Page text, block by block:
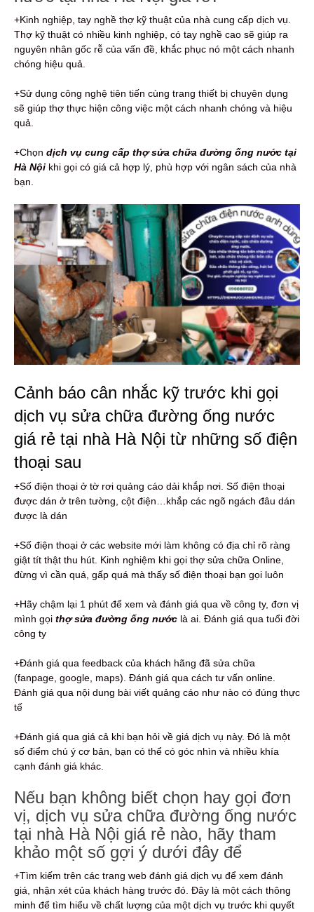
+Kinh nghiệp, tay nghề thợ kỹ thuật của nhà cung cấp dịch vụ.
Thợ kỹ thuật có nhiều kinh nghiệp, có tay nghề cao sẽ giúp ra
nguyên nhân gốc rễ của vấn đề, khắc phục nó một cách nhanh
chóng hiệu quả.
+Sử dụng công nghệ tiên tiến cùng trang thiết bị chuyên dụng
sẽ giúp thợ thực hiện công việc một cách nhanh chóng và hiệu
quả.
+Chọn dịch vụ cung cấp thợ sửa chữa đường ống nước tại
Hà Nội khi gọi có giá cả hợp lý, phù hợp với ngân sách của nhà
bạn.
Cảnh báo cân nhắc kỹ trước khi gọi
dịch vụ sửa chữa đường ống nước
giá rẻ tại nhà Hà Nội từ những số điện
thoại sau
+Số điện thoại ở tờ rơi quảng cáo dải khắp nơi. Số điện thoại
được dán ở trên tường, cột điện…khắp các ngõ ngách đâu dán
được là dán
+Số điện thoại ở các website mới làm không có địa chỉ rõ ràng
giật tít thật thu hút. Kinh nghiệm khi gọi thợ sửa chữa Online,
đừng vì cần quá, gấp quá mà thấy số điện thoại bạn gọi luôn
+Hãy chậm lại 1 phút để xem và đánh giá qua về công ty, đơn vị
mình gọi thợ sửa đường ống nước là ai. Đánh giá qua tuổi đời
công ty
+Đánh giá qua feedback của khách hãng đã sửa chữa
(fanpage, google, maps). Đánh giá qua cách tư vấn online.
Đánh giá qua nội dung bài viết quảng cáo như nào có đúng thực
tế
+Đánh giá qua giá cả khi bạn hỏi về giá dịch vụ này. Đó là một
số điểm chú ý cơ bản, bạn có thể có góc nhìn và nhiều khía
cạnh đánh giá khác.
Nếu bạn không biết chọn hay gọi đơn
vị, dịch vụ sửa chữa đường ống nước
tại nhà Hà Nội giá rẻ nào, hãy tham
khảo một số gợi ý dưới đây để
+Tìm kiếm trên các trang web đánh giá dịch vụ để xem đánh
giá, nhận xét của khách hàng trước đó. Đây là một cách thông
minh để tìm hiểu về chất lượng của một dịch vụ trước khi quyết